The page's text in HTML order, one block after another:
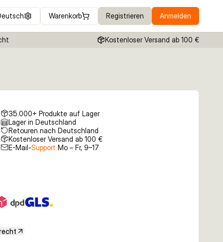
Warenkorb Registrieren Anmelden
Kostenloser Versand ab 100 €
35.000+ Produkte auf Lager
Lager in Deutschland
Retouren nach Deutschland
Kostenloser Versand ab 100 €
E-Mail-Support Mo – Fr, 9–17